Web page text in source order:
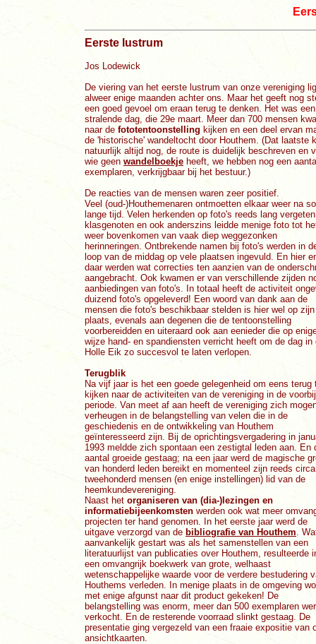
Eerste lustrum
Jos Lodewick
De viering van het eerste lustrum van onze vereniging
alweer enige maanden achter ons. Maar het geeft nog
een goed gevoel om eraan terug te denken. Het was een
stralende dag, die 29e maart. Meer dan 700 mensen
naar de fototentoonstelling kijken en een deel ervan
de 'historische' wandeltocht door Houthem. (Dat laatste
natuurlijk altijd nog, de route is duidelijk beschreven en
wie geen wandelboekje heeft, we hebben nog een
exemplaren, verkrijgbaar bij het bestuur.)
De reacties van de mensen waren zeer positief.
Veel (oud-)Houthemenaren ontmoetten elkaar weer na
lange tijd. Velen herkenden op foto's reeds lang vergeten
klasgenoten en ook anderszins leidde menige foto tot
weer bovenkomen van vaak diep weggezonken
herinneringen. Ontbrekende namen bij foto's werden in
loop van de middag op vele plaatsen ingevuld. En hier
daar werden wat correcties ten aanzien van de
aangebracht. Ook kwamen er van verschillende zijden
aanbiedingen van foto's. In totaal heeft de activiteit
duizend foto's opgeleverd! Een woord van dank aan de
mensen die foto's beschikbaar stelden is hier wel op zijn
plaats, evenals aan degenen die de tentoonstelling
voorbereidden en uiteraard ook aan eenieder die op
wijze hand- en spandiensten verricht heeft om de dag in
Holle Eik zo succesvol te laten verlopen.
Terugblik
Na vijf jaar is het een goede gelegenheid om eens terug
kijken naar de activiteiten van de vereniging in de
periode. Van meet af aan heeft de vereniging zich
verheugen in de belangstelling van velen die in de
geschiedenis en de ontwikkeling van Houthem
geïnteresseerd zijn. Bij de oprichtingsvergadering in
1993 meldde zich spontaan een zestigtal leden aan. En
aantal groeide gestaag; na een jaar werd de magische
van honderd leden bereikt en momenteel zijn reeds circa
tweehonderd mensen (en enige instellingen) lid van de
heemkundevereniging.
Naast het organiseren van (dia-)lezingen en
informatiebijeenkomsten werden ook wat meer
projecten ter hand genomen. In het eerste jaar werd de
uitgave verzorgd van de bibliografie van Houthem.
aanvankelijk gestart was als het samenstellen van een
literatuurlijst van publicaties over Houthem, resulteerde
een omvangrijk boekwerk van grote, welhaast
wetenschappelijke waarde voor de verdere bestudering
Houthems verleden. In menige plaats in de omgeving
met enige afgunst naar dit product gekeken! De
belangstelling was enorm, meer dan 500 exemplaren
verkocht. En de resterende voorraad slinkt gestaag. De
presentatie ging vergezeld van een fraaie expositie van
ansichtkaarten.